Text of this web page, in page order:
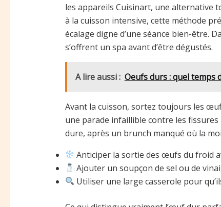
les appareils Cuisinart, une alternative
à la cuisson intensive, cette méthode
écalage digne d’une séance bien-être.
s’offrent un spa avant d’être dégustés.
A lire aussi : Oeufs durs : quel temps
Avant la cuisson, sortez toujours les
une parade infaillible contre les
dure, après un brunch manqué où la
Anticiper la sortie des œufs du froid
Ajouter un soupçon de sel ou de
Utiliser une large casserole pour